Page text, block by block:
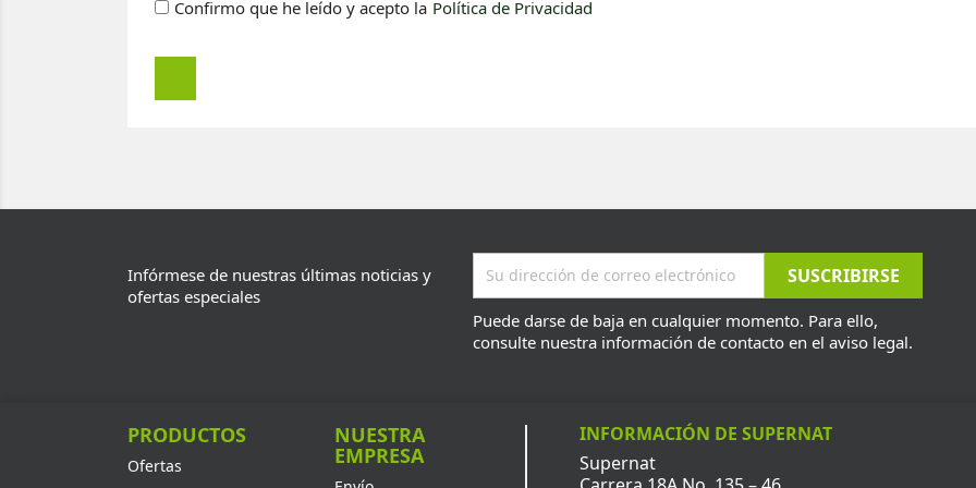
Confirmo que he leído y acepto la Política de Privacidad
Infórmese de nuestras últimas noticias y
ofertas especiales
Puede darse de baja en cualquier momento. Para ello,
consulte nuestra información de contacto en el aviso legal.
PRODUCTOS
Ofertas
NUESTRA
EMPRESA
INFORMACIÓN DE SUPERNAT
Supernat